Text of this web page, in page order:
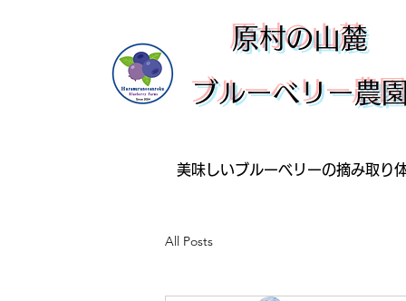
​原村の山麓
ブルーベリー農
美味しいブルーベリーの摘み取り
All Posts